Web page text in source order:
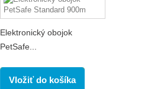
Elektronický obojok
PetSafe...
Vložiť do košíka